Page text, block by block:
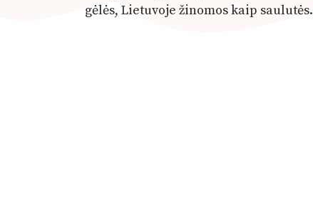
gėlės, Lietuvoje žinomos kaip saulutės.